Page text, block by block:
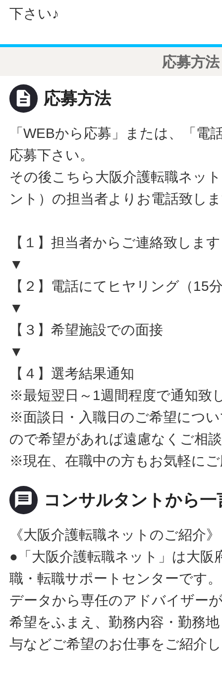
下さい♪
応募方法
description 応募方法
「WEBから応募」または、「電
応募下さい。
その後こちら大阪介護転職ネッ
ント）の担当者よりお電話致し
【１】担当者からご連絡致します
▼
【２】電話にてヒヤリング（15
▼
【３】希望施設での面接
▼
【４】選考結果通知
※最短翌日～1週間程度で通知致
※面談日・入職日のご希望につ
ので希望があれば遠慮なくご相
※現在、在職中の方もお気軽に
message コンサルタントから一
《大阪介護転職ネットのご紹介》
●「大阪介護転職ネット」は大阪
職・転職サポートセンターです
データから専任のアドバイザー
希望をふまえ、勤務内容・勤務
与などご希望のお仕事をご紹介